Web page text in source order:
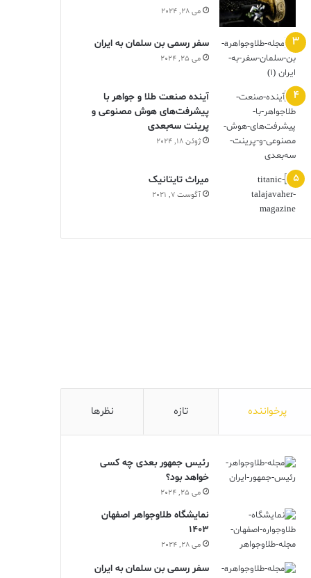
می 28, 2024
سفر رسمی بن سلمان به ایران
می 25, 2024
آینده صنعت طلا و جواهر با
پیشرفت‌های هوش مصنوعی و
پرینت سه‌بعدی
ژوئن 18, 2024
ميراث تايتانيک
آگوست 7, 2021
پرخواننده تازه نظرها
رئیس جمهور بعدی چه کسی
خواهد بود؟
می 25, 2024
نمایشگاه طلاوجواهر اصفهان
1403
می 28, 2024
سفر رسمی بن سلمان به ایران